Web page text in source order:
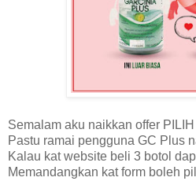
Semalam aku naikkan offer
Pastu ramai pengguna GC Plus
Kalau kat website beli 3 botol
Memandangkan kat form boleh